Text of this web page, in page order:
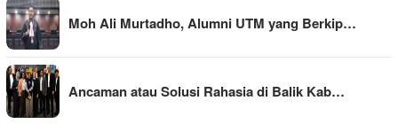
Moh Ali Murtadho, Alumni UTM yang Berkip…
Ancaman atau Solusi Rahasia di Balik Kab…